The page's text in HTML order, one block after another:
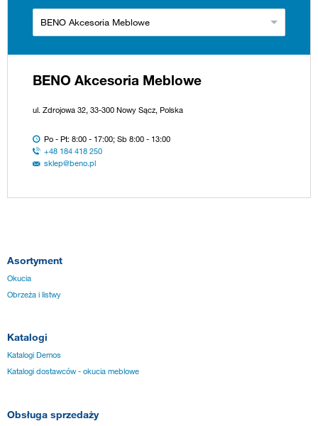
BENO Akcesoria Meblowe
BENO Akcesoria Meblowe
ul. Zdrojowa 32, 33-300 Nowy Sącz, Polska
Po - Pt: 8:00 - 17:00; Sb 8:00 - 13:00
+48 184 418 250
sklep@beno.pl
Asortyment
Okucia
Obrzeża i listwy
Katalogi
Katalogi Demos
Katalogi dostawców - okucia meblowe
Obsługa sprzedaży